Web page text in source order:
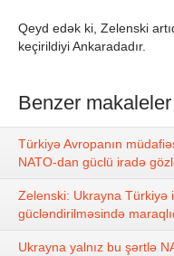
Qeyd edək ki, Zelenski
keçirildiyi Ankaradadır.
Benzer makaleler
Türkiyə Avropanın
NATO-dan güclü iradə
Zelenski: Ukrayna Türkiyə
gücləndirilməsində
Ukrayna yalnız bu şərtlə